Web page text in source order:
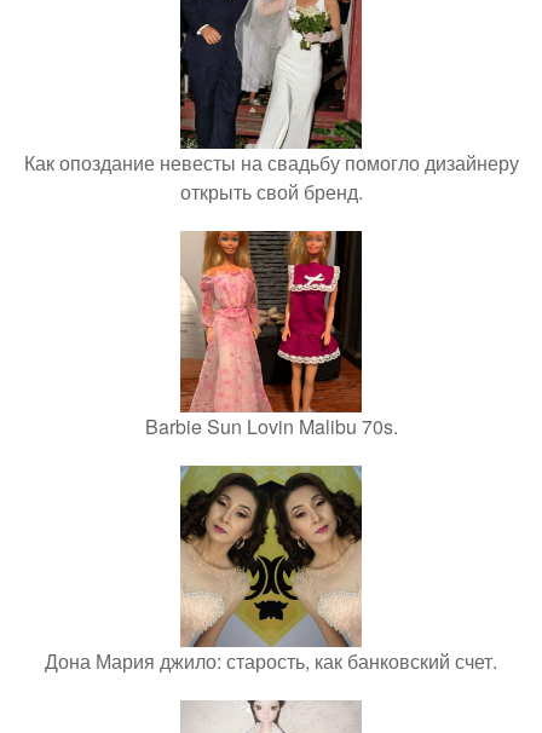
Как опоздание невесты на свадьбу помогло дизайнеру
открыть свой бренд.
Barbie Sun Lovin Malibu 70s.
Дона Мария джило: старость, как банковский счет.